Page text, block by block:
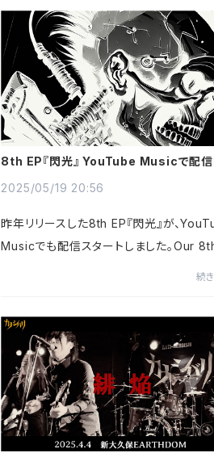
r ¥2,900(+1d)◾️7/26 (土) 早稲田
8th EP『閃光』 YouTube Musicで配
2025/05/19 20:56
昨年リリースした8th EP『閃光』が、
Musicでも配信スタートしました。Our
usic『閃光』カナシバリ OFFICIAL WEB
続